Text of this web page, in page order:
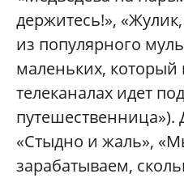
держитесь!»,
из популярного
маленьких, который
телеканалах идет
путешественница»).
«Стыдно и жаль»,
зарабатываем,